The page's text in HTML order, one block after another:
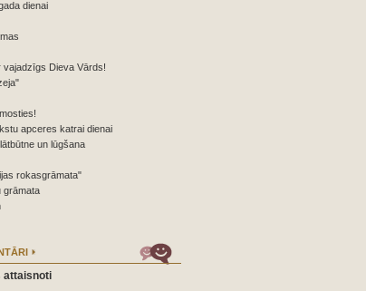
dienai
vajadzīgs Dieva Vārds!
apceres katrai dienai
un lūgšana
rokasgrāmata"
grāmata
attaisnoti